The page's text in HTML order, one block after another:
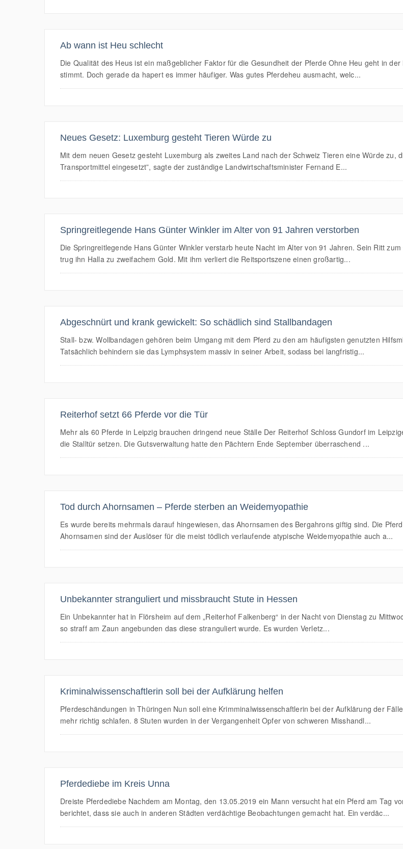
Ab wann ist Heu schlecht
Die Qualität des Heus ist ein maßgeblicher Faktor für die Gesundheit der Pferde Ohne Heu geht in
stimmt. Doch gerade da hapert es immer häufiger. Was gutes Pferdeheu ausmacht, welc...
Neues Gesetz: Luxemburg gesteht Tieren Würde zu
Mit dem neuen Gesetz gesteht Luxemburg als zweites Land nach der Schweiz Tieren eine Würde
Transportmittel eingesetzt”, sagte der zuständige Landwirtschaftsminister Fernand E...
Springreitlegende Hans Günter Winkler im Alter von 91 Jahren verstorben
Die Springreitlegende Hans Günter Winkler verstarb heute Nacht im Alter von 91 Jahren. Sein Ritt
trug ihn Halla zu zweifachem Gold. Mit ihm verliert die Reitsportszene einen großartig...
Abgeschnürt und krank gewickelt: So schädlich sind Stallbandagen
Stall- bzw. Wollbandagen gehören beim Umgang mit dem Pferd zu den am häufigsten genutzten
Tatsächlich behindern sie das Lymphsystem massiv in seiner Arbeit, sodass bei langfristig...
Reiterhof setzt 66 Pferde vor die Tür
Mehr als 60 Pferde in Leipzig brauchen dringend neue Ställe Der Reiterhof Schloss Gundorf im
die Stalltür setzen. Die Gutsverwaltung hatte den Pächtern Ende September überraschend ...
Tod durch Ahornsamen – Pferde sterben an Weidemyopathie
Es wurde bereits mehrmals darauf hingewiesen, das Ahornsamen des Bergahrons giftig sind. Die
Ahornsamen sind der Auslöser für die meist tödlich verlaufende atypische Weidemyopathie auch a...
Unbekannter stranguliert und missbraucht Stute in Hessen
Ein Unbekannter hat in Flörsheim auf dem „Reiterhof Falkenberg“ in der Nacht von Dienstag zu
so straff am Zaun angebunden das diese stranguliert wurde. Es wurden Verletz...
Kriminalwissenschaftlerin soll bei der Aufklärung helfen
Pferdeschändungen in Thüringen Nun soll eine Krimminalwissenschaftlerin bei der Aufklärung der
mehr richtig schlafen. 8 Stuten wurden in der Vergangenheit Opfer von schweren Misshandl...
Pferdediebe im Kreis Unna
Dreiste Pferdediebe Nachdem am Montag, den 13.05.2019 ein Mann versucht hat ein Pferd am Tag
berichtet, dass sie auch in anderen Städten verdächtige Beobachtungen gemacht hat. Ein verdäc...